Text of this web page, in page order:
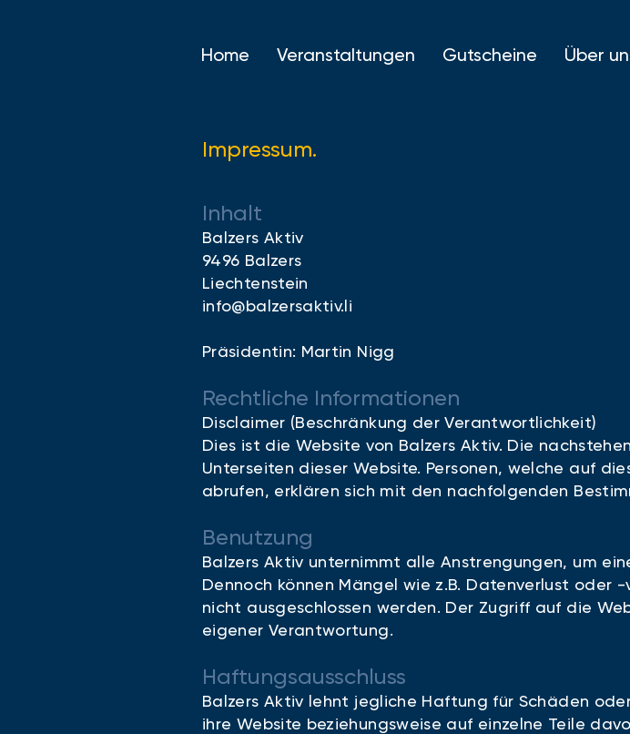
Home Veranstaltungen Gutscheine Über
Impressum.
Inhalt
Balzers Aktiv
9496 Balzers
Liechtenstein
info@balzersaktiv.li
Präsidentin: Martin Nigg
Rechtliche Informationen
Disclaimer (Beschränkung der Verantwortlichkeit)
Dies ist die Website von Balzers Aktiv. Die
Unterseiten dieser Website. Personen, welche auf
abrufen, erklären sich mit den nachfolgenden
Benutzung
Balzers Aktiv unternimmt alle Anstrengungen, um
Dennoch können Mängel wie z.B. Datenverlust oder
nicht ausgeschlossen werden. Der Zugriff auf die
eigener Verantwortung.
Haftungsausschluss
Balzers Aktiv lehnt jegliche Haftung für Schäden
ihre Website beziehungsweise auf einzelne Teile